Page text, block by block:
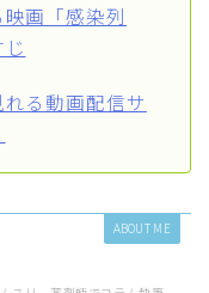
画「感染列
る動画配信サ
ABOUT ME